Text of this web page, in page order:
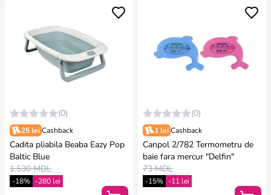
(0)
25 lei Cashback
Cadita pliabila Beaba Eazy Pop
Baltic Blue
1.530 MDL
-18% -280 lei
(0)
1 lei Cashback
Canpol 2/782 Termometru de
baie fara mercur "Delfin"
73 MDL
-15% -11 lei